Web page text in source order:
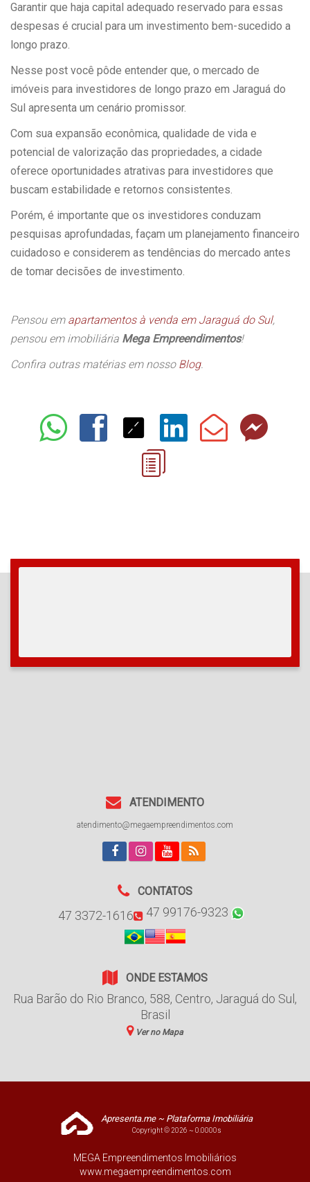
Garantir que haja capital adequado reservado para essas
despesas é crucial para um investimento bem-sucedido a
longo prazo.
Nesse post você pôde entender que, o mercado de
imóveis para investidores de longo prazo em Jaraguá do
Sul apresenta um cenário promissor.
Com sua expansão econômica, qualidade de vida e
potencial de valorização das propriedades, a cidade
oferece oportunidades atrativas para investidores que
buscam estabilidade e retornos consistentes.
Porém, é importante que os investidores conduzam
pesquisas aprofundadas, façam um planejamento financeiro
cuidadoso e considerem as tendências do mercado antes
de tomar decisões de investimento.
Pensou em apartamentos à venda em Jaraguá do Sul,
pensou em imobiliária Mega Empreendimentos!
Confira outras matérias em nosso Blog.
ATENDIMENTO
atendimento@megaempreendimentos.com
CONTATOS
47 3372-1616 47 99176-9323
ONDE ESTAMOS
Rua Barão do Rio Branco, 588, Centro, Jaraguá do Sul ,
Brasil
Ver no Mapa
Apresenta.me ~ Plataforma Imobiliária
Copyright © 2026 ~ 0.0000s
MEGA Empreendimentos Imobiliários
www.megaempreendimentos.com